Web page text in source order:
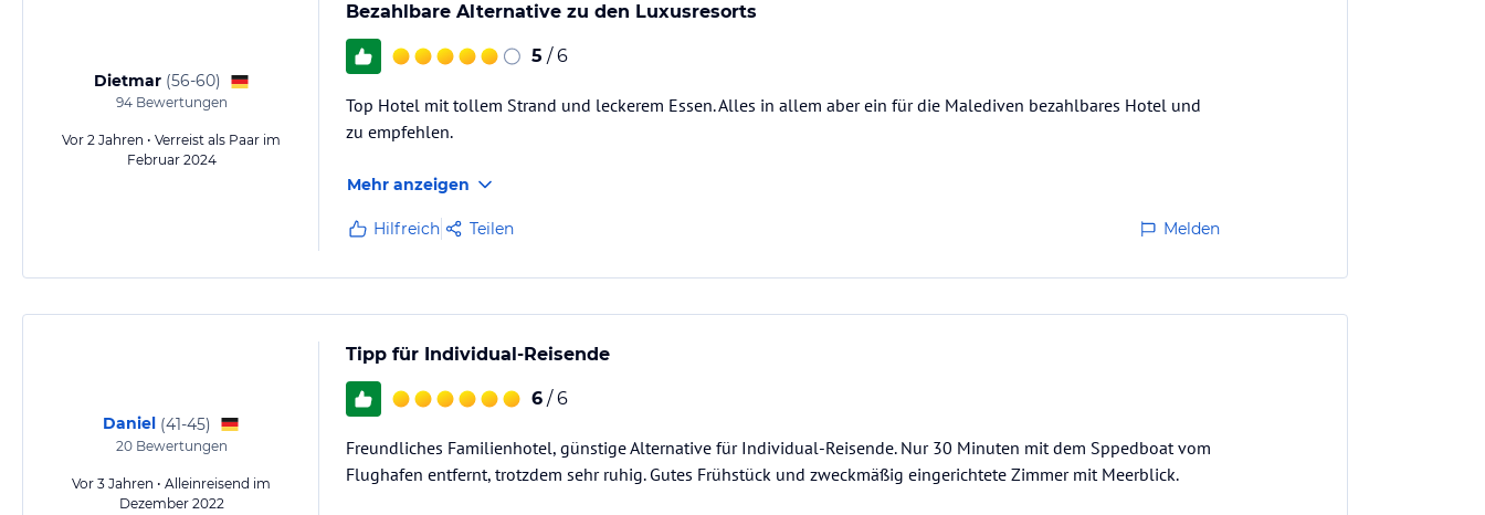
Dietmar (56-60)
94Bewertungen
Vor 2 Jahren • Verreist als Paar im
Februar 2024
Bezahlbare Alternative zu den Luxusresorts
5 / 6
Top Hotel mit tollem Strand und leckerem Essen. Alles in allem aber ein für die Malediven bezahlbares Hotel und
zu empfehlen.
Mehr anzeigen
Hilfreich Teilen Melden
Daniel (41-45)
20Bewertungen
Vor 3 Jahren • Alleinreisend im
Dezember 2022
Tipp für Individual-Reisende
6 / 6
Freundliches Familienhotel, günstige Alternative für Individual-Reisende. Nur 30 Minuten mit dem Sppedboat vom
Flughafen entfernt, trotzdem sehr ruhig. Gutes Frühstück und zweckmäßig eingerichtete Zimmer mit Meerblick.